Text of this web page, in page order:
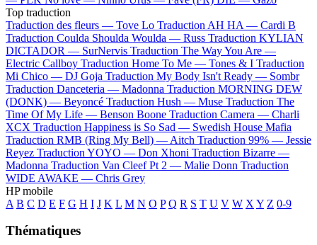
Top traduction
Traduction des fleurs — Tove Lo Traduction AH HA — Cardi B
Traduction Coulda Shoulda Woulda — Russ Traduction KYLIAN
DICTADOR — SurNervis Traduction The Way You Are —
Electric Callboy Traduction Home To Me — Tones & I Traduction
Mi Chico — DJ Goja Traduction My Body Isn't Ready — Sombr
Traduction Danceteria — Madonna Traduction MORNING DEW
(DONK) — Beyoncé Traduction Hush — Muse Traduction The
Time Of My Life — Benson Boone Traduction Camera — Charli
XCX Traduction Happiness is So Sad — Swedish House Mafia
Traduction RMB (Ring My Bell) — Aitch Traduction 99% — Jessie
Reyez Traduction YOYO — Don Xhoni Traduction Bizarre —
Madonna Traduction Van Cleef Pt 2 — Malie Donn Traduction
WIDE AWAKE — Chris Grey
HP mobile
A B C D E F G H I J K L M N O P Q R S T U V W X Y Z 0-9
Thématiques